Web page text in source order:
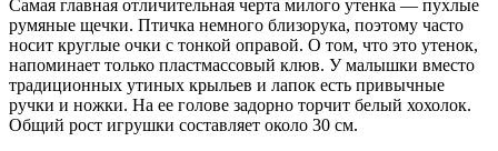
Самая главная отличительная черта милого утенка — пухлые
румяные щечки. Птичка немного близорука, поэтому часто
носит круглые очки с тонкой оправой. О том, что это утенок,
напоминает только пластмассовый клюв. У малышки вместо
традиционных утиных крыльев и лапок есть привычные
ручки и ножки. На ее голове задорно торчит белый хохолок.
Общий рост игрушки составляет около 30 см.